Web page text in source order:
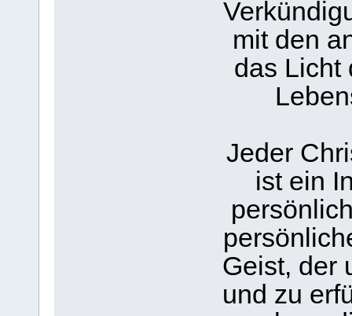
mit den
das Licht
Jeder
ist ein
Geist, der
und zu